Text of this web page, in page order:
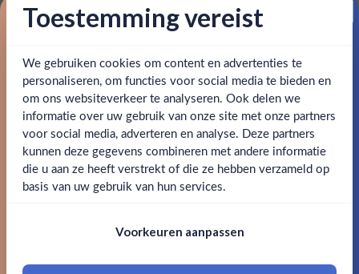
Ben jij 18 jaar of ouder?
Ja Nee
18 jaar of ouder zijn
Toestemming vereist
We gebruiken cookies om content en advertenties te
personaliseren, om functies voor social media te bieden en
om ons websiteverkeer te analyseren. Ook delen we
informatie over uw gebruik van onze site met onze partners
voor social media, adverteren en analyse. Deze partners
kunnen deze gegevens combineren met andere informatie
die u aan ze heeft verstrekt of die ze hebben verzameld op
basis van uw gebruik van hun services.
Voorkeuren aanpassen
Proost op je eerste korting!
Schrijf je in en ontvang direct 5% korting op je eerste
bestelling.
Email
Claim mijn korting